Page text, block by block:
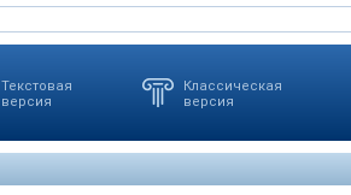
Текстовая
версия
Классическая
версия